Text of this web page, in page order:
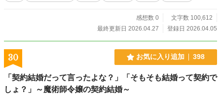
感想数 0
文字数 100,612
最終更新日 2026.04.27
登録日 2026.04.05
30 お気に入り追加 398
「契約結婚だって言ったよな？」「そもそも結婚って契約で
しょ？」～魔術師令嬢の契約結婚～